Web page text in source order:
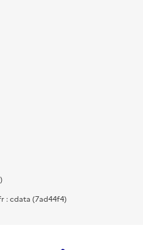
: cdata (7ad44f4)